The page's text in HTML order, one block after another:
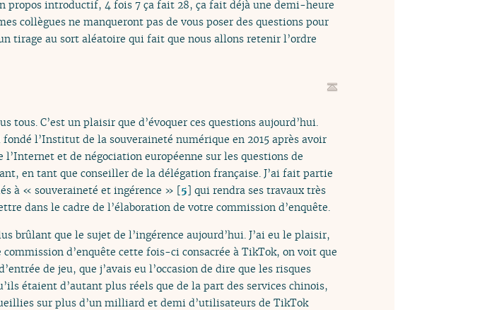
propos introductif, 4 fois 7 ça fait 28, ça fait déjà une demi-heure
collègues ne manqueront pas de vous poser des questions pour
tirage au sort aléatoire qui fait que nous allons retenir l’ordre
tous. C’est un plaisir que d’évoquer ces questions aujourd’hui.
l’Institut de la souveraineté numérique en 2015 après avoir
et de négociation européenne sur les questions de
en tant que conseiller de la délégation française. J’ai fait partie
à « souveraineté et ingérence » [5] qui rendra ses travaux très
dans le cadre de l’élaboration de votre commission d’enquête.
brûlant que le sujet de l’ingérence aujourd’hui. J’ai eu le plaisir,
d’enquête cette fois-ci consacrée à TikTok, on voit que
de jeu, que j’avais eu l’occasion de dire que les risques
étaient d’autant plus réels que de la part des services chinois,
sur plus d’un milliard et demi d’utilisateurs de TikTok